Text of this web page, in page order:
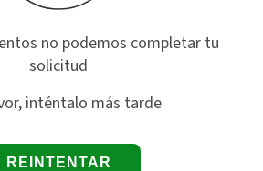
no podemos completar tu
solicitud
inténtalo más tarde
REINTENTAR